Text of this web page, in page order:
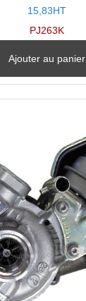
15,83HT
PJ263K
Ajouter au panier